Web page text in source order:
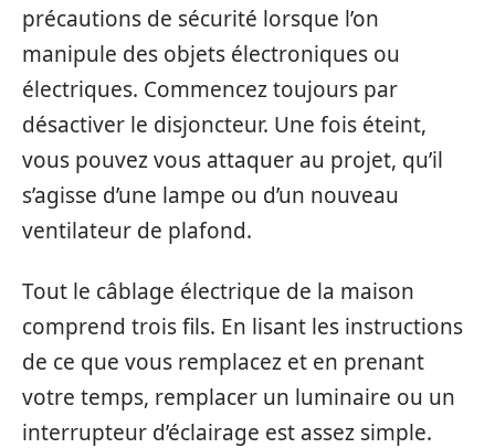
précautions de sécurité lorsque l’on
manipule des objets électroniques ou
électriques. Commencez toujours par
désactiver le disjoncteur. Une fois éteint,
vous pouvez vous attaquer au projet, qu’il
s’agisse d’une lampe ou d’un nouveau
ventilateur de plafond.
Tout le câblage électrique de la maison
comprend trois fils. En lisant les instructions
de ce que vous remplacez et en prenant
votre temps, remplacer un luminaire ou un
interrupteur d’éclairage est assez simple.